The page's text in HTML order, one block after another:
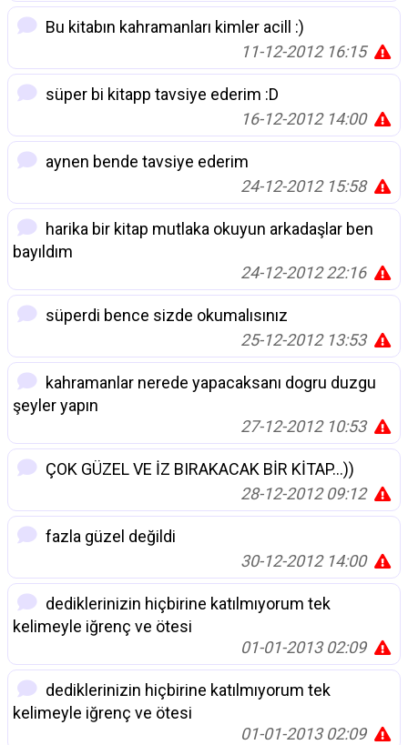
Bu kitabın kahramanları kimler acill :)
11-12-2012 16:15
süper bi kitapp tavsiye ederim :D
16-12-2012 14:00
aynen bende tavsiye ederim
24-12-2012 15:58
harika bir kitap mutlaka okuyun arkadaşlar ben
bayıldım
24-12-2012 22:16
süperdi bence sizde okumalısınız
25-12-2012 13:53
kahramanlar nerede yapacaksanı dogru duzgu
şeyler yapın
27-12-2012 10:53
ÇOK GÜZEL VE İZ BIRAKACAK BİR KİTAP...))
28-12-2012 09:12
fazla güzel değildi
30-12-2012 14:00
dediklerinizin hiçbirine katılmıyorum tek
kelimeyle iğrenç ve ötesi
01-01-2013 02:09
dediklerinizin hiçbirine katılmıyorum tek
kelimeyle iğrenç ve ötesi
01-01-2013 02:09